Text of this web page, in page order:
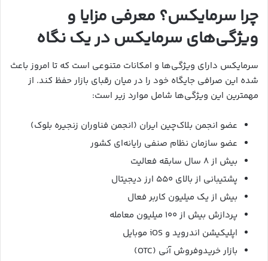
چرا سرمایکس؟ معرفی مزایا و
ویژگی‌های سرمایکس در یک نگاه
سرمایکس دارای ویژگی‌ها و امکانات متنوعی است که تا امروز باعث
شده این صرافی جایگاه خود را در میان رقبای بازار حفظ کند. از
مهمترین این ویژگی‌ها شامل موارد زیر است:
عضو انجمن بلاک‌چین ایران (انجمن فناوران زنجیره بلوک)
عضو سازمان نظام صنفی رایانه‌ای کشور
بیش از ۸ سال سابقه فعالیت
پشتیبانی از بالای ۵۵۰ ارز دیجیتال
بیش از یک میلیون کاربر فعال
پردازش بیش از ۱۰۰ میلیون معامله
اپلیکیشن اندروید و iOS موبایل
بازار خریدوفروش آنی (OTC)